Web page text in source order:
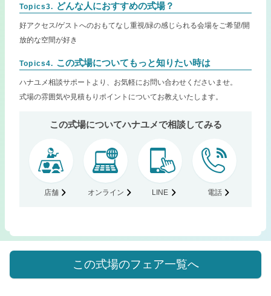
Topics3. どんな人におすすめの式場？
好アクセス/ゲストへのおもてなし重視/緑の感じられる会場をご希望/開
放的な空間が好き
Topics4. この式場についてもっと知りたい時は
ハナユメ相談サポートより、お気軽にお問い合わせくださいませ。
式場の雰囲気や見積もりポイントについてお教えいたします。
この式場についてハナユメで相談してみる
店舗 オンライン LINE 電話
この式場のフェア一覧へ